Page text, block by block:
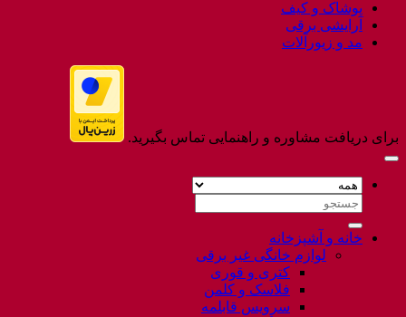
پوشاک و کیف
آرایشی برقی
مد و زیورآلات
برای دریافت مشاوره و راهنمایی تماس بگیرید.
جستجو
خانه و آشپزخانه
لوازم خانگی غیر برقی
کتری و قوری
فلاسک و کلمن
سرویس قابلمه